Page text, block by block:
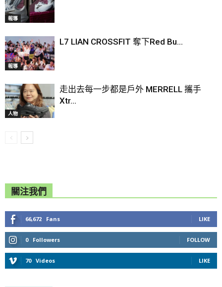
報導
報導
L7 LIAN CROSSFIT 奪下Red Bu...
人物
走出去每一步都是戶外 MERRELL 攜手
Xtr...
關注我們
66,672 Fans LIKE
0 Followers FOLLOW
70 Videos LIKE